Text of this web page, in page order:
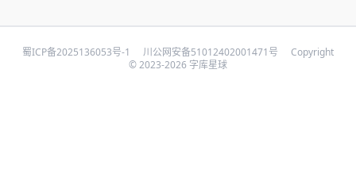
蜀ICP备2025136053号-1 川公网安备51012402001471号
Copyright
© 2023-2026 字库星球